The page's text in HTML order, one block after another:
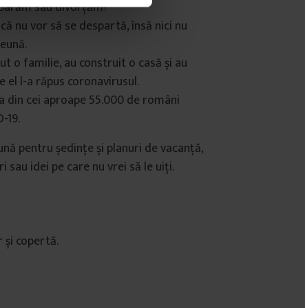
sau divorțăm?
nu vor să se despartă, însă nici nu
o familie, au construit o casă și au
el l-a răpus coronavirusul.
din cei aproape 55.000 de români
19.
pentru ședințe și planuri de vacanță,
idei pe care nu vrei să le uiți.
copertă.